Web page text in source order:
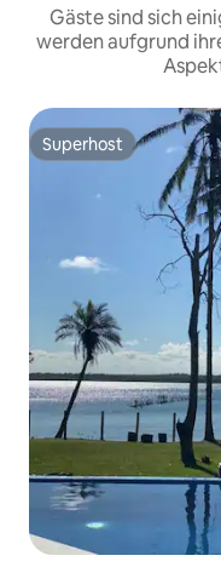
Gäste sind sich
werden aufgrund
Superhost
Superhost